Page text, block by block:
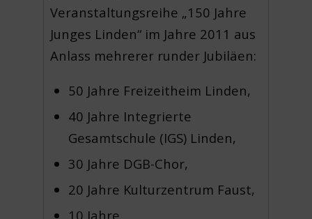
Veranstaltungsreihe „150 Jahre
Junges Linden“ im Jahre 2011 aus
Anlass mehrerer runder Jubiläen:
50 Jahre Freizeitheim Linden,
40 Jahre Integrierte
Gesamtschule (IGS) Linden,
30 Jahre DGB-Chor,
20 Jahre Kulturzentrum Faust,
10 Jahre